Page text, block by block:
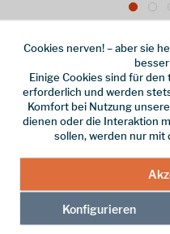
Dieser Artikel
600,00 € *
inkl. MwSt./ Versandkostenfrei!
Größe
Hersteller-Nr.:
Cookies nerven! – aber sie
Einige Cookies sind für
erforderlich und werden
Komfort bei Nutzung
dienen oder die Interaktion
sollen, werden nur mit
Konfigurieren